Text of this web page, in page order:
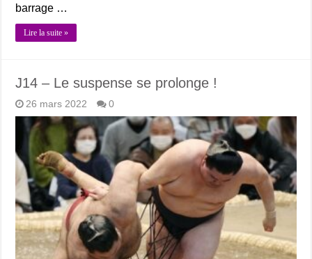
barrage …
Lire la suite »
J14 – Le suspense se prolonge !
26 mars 2022 0